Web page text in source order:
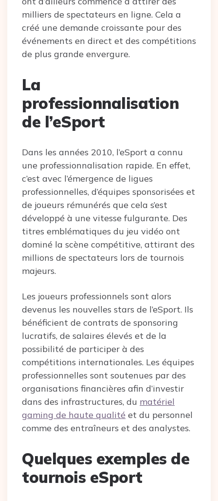
milliers de spectateurs en ligne. Cela a
créé une demande croissante pour des
événements en direct et des compétitions
de plus grande envergure.
La
professionnalisation
de l’eSport
Dans les années 2010, l’eSport a connu
une professionnalisation rapide. En effet,
c’est avec l’émergence de ligues
professionnelles, d’équipes sponsorisées et
de joueurs rémunérés que cela s’est
développé à une vitesse fulgurante. Des
titres emblématiques du jeu vidéo ont
dominé la scène compétitive, attirant des
millions de spectateurs lors de tournois
majeurs.
Les joueurs professionnels sont alors
devenus les nouvelles stars de l’eSport. Ils
bénéficient de contrats de sponsoring
lucratifs, de salaires élevés et de la
possibilité de participer à des
compétitions internationales. Les équipes
professionnelles sont soutenues par des
organisations financières afin d’investir
dans des infrastructures, du matériel
gaming de haute qualité et du personnel
comme des entraîneurs et des analystes.
Quelques exemples de
tournois eSport